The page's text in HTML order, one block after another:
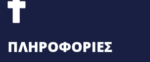
ΠΛΗΡΟΦΟΡΊΕΣ